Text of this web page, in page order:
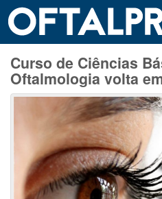
Curso de Ciências
Oftalmologia volta